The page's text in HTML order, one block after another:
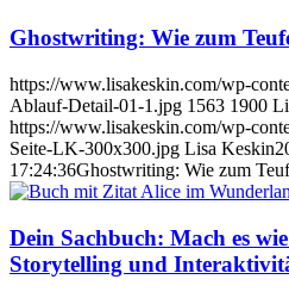
Ghostwriting: Wie zum
https://www.lisakeskin.com/wp-
Ablauf-Detail-01-1.jpg 1563 1900
https://www.lisakeskin.com/wp-
Seite-LK-300x300.jpg Lisa Keskin
17:24:36Ghostwriting: Wie zum
Dein Sachbuch: Mach es
Storytelling und